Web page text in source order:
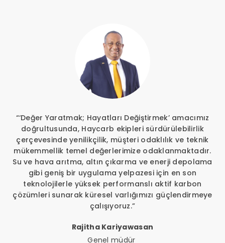
“‘Değer Yaratmak; Hayatları Değiştirmek’ amacımız
doğrultusunda, Haycarb ekipleri sürdürülebilirlik
çerçevesinde yenilikçilik, müşteri odaklılık ve teknik
mükemmellik temel değerlerimize odaklanmaktadır.
Su ve hava arıtma, altın çıkarma ve enerji depolama
gibi geniş bir uygulama yelpazesi için en son
teknolojilerle yüksek performanslı aktif karbon
çözümleri sunarak küresel varlığımızı güçlendirmeye
çalışıyoruz.”
Rajitha Kariyawasan
Genel müdür